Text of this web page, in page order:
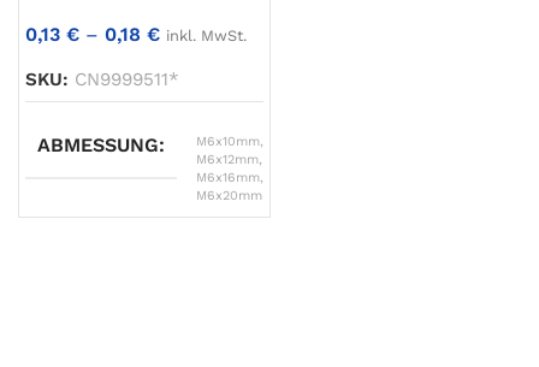
0,13 € – 0,18 € inkl. MwSt.
SKU: CN9999511*
ABMESSUNG M6x10mm
M6x12mm
M6x16mm
M6x20mm